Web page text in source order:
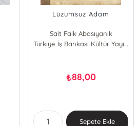
Lüzumsuz Adam
Sait Faik Abasıyanık
Türkiye İş Bankası Kültür Yayınları
₺88,00
Sepete Ekle